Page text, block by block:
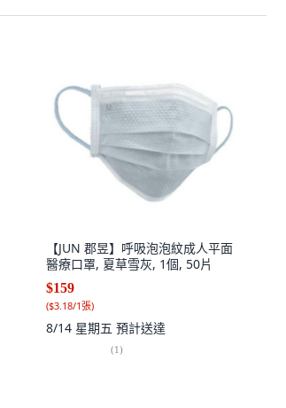
【JUN 郡昱】呼吸泡泡紋成人平面
醫療口罩, 夏草雪灰, 1個, 50片
$159
($3.18/1張)
8/14 星期五 預計送達
(1)